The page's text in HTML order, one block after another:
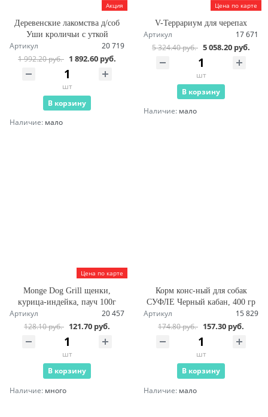
Акция
Деревенские лакомства д/соб
Уши кроличьи с уткой
Артикул
20 719
1 992.20 руб. 1 892.60 руб.
шт
В корзину
Наличие: мало
Цена по карте
V-Террариум для черепах
Артикул
17 671
5 324.40 руб. 5 058.20 руб.
шт
В корзину
Наличие: мало
Цена по карте
Monge Dog Grill щенки,
курица-индейка, пауч 100г
Артикул
20 457
128.10 руб. 121.70 руб.
шт
В корзину
Наличие: много
Корм конс-ный для собак
СУФЛЕ Черный кабан, 400 гр
Артикул
15 829
174.80 руб. 157.30 руб.
шт
В корзину
Наличие: мало